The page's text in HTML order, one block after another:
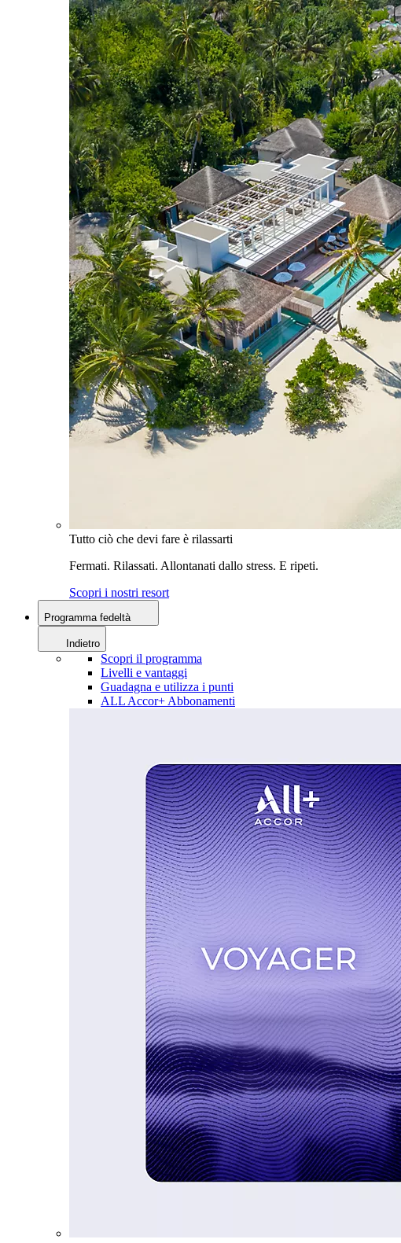
Tutto ciò che devi fare è rilassarti
Fermati. Rilassati. Allontanati dallo stress. E ripeti.
Scopri i nostri resort
Programma fedeltà
Indietro
Scopri il programma
Livelli e vantaggi
Guadagna e utilizza i punti
ALL Accor+ Abbonamenti